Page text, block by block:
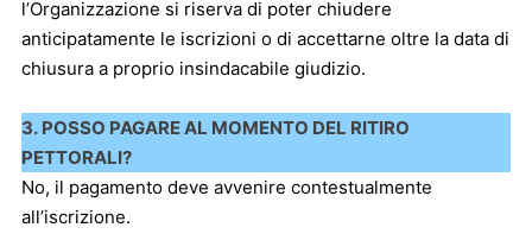
l’Organizzazione si riserva di poter chiudere
anticipatamente le iscrizioni o di accettarne oltre la data di
chiusura a proprio insindacabile giudizio.
3. POSSO PAGARE AL MOMENTO DEL RITIRO
PETTORALI?
No, il pagamento deve avvenire contestualmente
all’iscrizione.